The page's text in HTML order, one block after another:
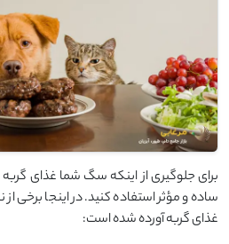
برای جلوگیری از اینکه سگ شما غذای گربه
ساده و مؤثر استفاده کنید. در اینجا برخی
غذای گربه آورده شده است: